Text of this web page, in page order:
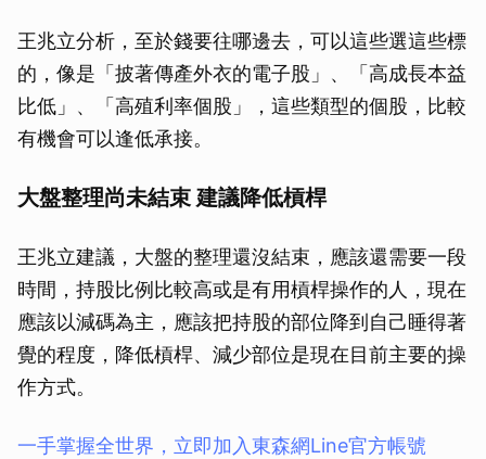
王兆立分析，至於錢要往哪邊去，可以這些選這些標
的，像是「披著傳產外衣的電子股」、「高成長本益
比低」、「高殖利率個股」，這些類型的個股，比較
有機會可以逢低承接。
大盤整理尚未結束 建議降低槓桿
王兆立建議，大盤的整理還沒結束，應該還需要一段
時間，持股比例比較高或是有用槓桿操作的人，現在
應該以減碼為主，應該把持股的部位降到自己睡得著
覺的程度，降低槓桿、減少部位是現在目前主要的操
作方式。
一手掌握全世界，立即加入東森網Line官方帳號